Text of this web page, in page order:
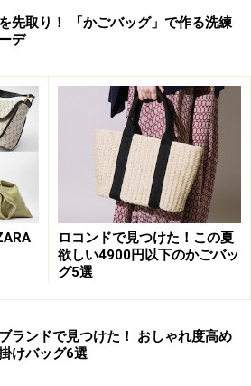
ます！
のです。最新の内容をご確認くださ
次のページへ
先取り！ 「かごバッグ」で作る洗練
デ
ロコンドで見つけた！この夏
欲しい4900円以下のかごバッ
グ5選
ランドで見つけた！ おしゃれ度高め
けバッグ6選